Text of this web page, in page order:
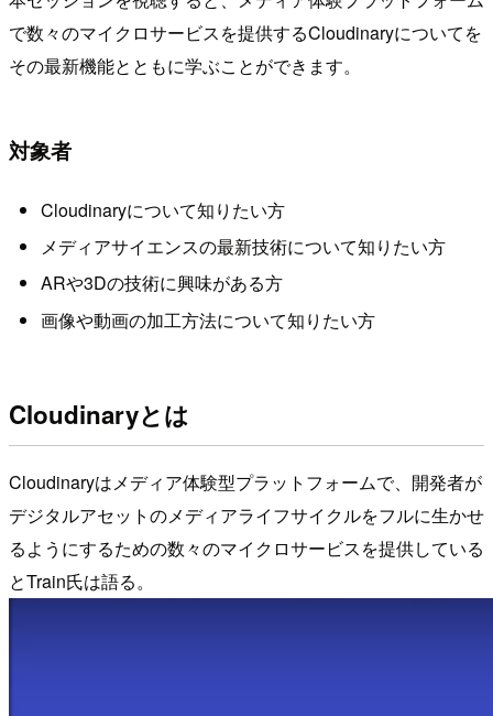
で数々のマイクロサービスを提供するCloudinaryについてを
その最新機能とともに学ぶことができます。
対象者
Cloudinaryについて知りたい方
メディアサイエンスの最新技術について知りたい方
ARや3Dの技術に興味がある方
画像や動画の加工方法について知りたい方
Cloudinaryとは
Cloudinaryはメディア体験型プラットフォームで、開発者が
デジタルアセットのメディアライフサイクルをフルに生かせ
るようにするための数々のマイクロサービスを提供している
とTrain氏は語る。